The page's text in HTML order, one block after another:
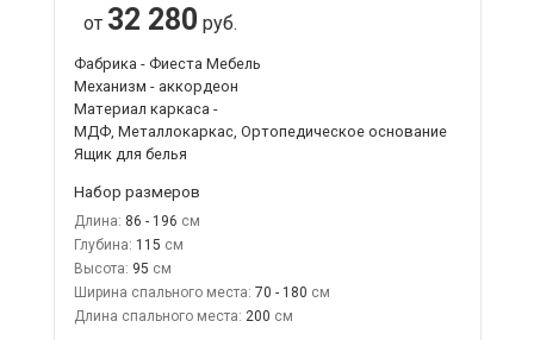
от 32 280 руб.
Фабрика - Фиеста Мебель
Механизм - аккордеон
Материал каркаса -
МДФ, Металлокаркас, Ортопедическое основание
Ящик для белья
Набор размеров
Длина: 86 - 196
Глубина: 115
Высота: 95
Ширина спального места: 70 - 180
Длина спального места: 200